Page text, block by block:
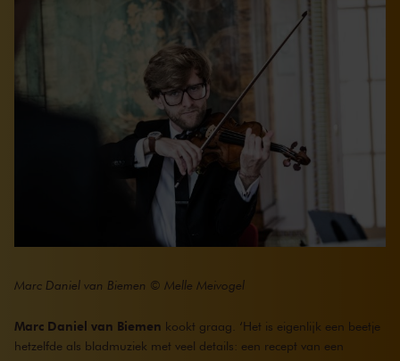
Marc Daniel van Biemen © Melle Meivogel
Marc Daniel van Biemen kookt graag. ‘Het is eigenlijk een beetje
hetzelfde als bladmuziek met veel details: een recept van een